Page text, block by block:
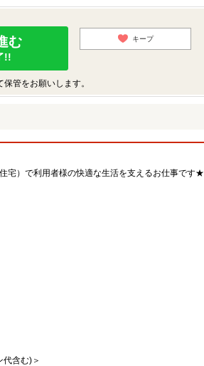
む
!!
キープ
管をお願いします。
宅）で利用者様の快適な生活を支えるお仕事です★
含む)＞